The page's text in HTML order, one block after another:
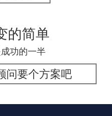
的简单
功的一半
问要个方案吧